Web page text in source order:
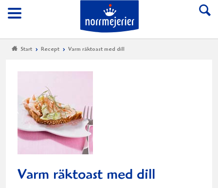
Meny
Till Norrmejerier
Start Recept Varm räktoast med dill
Varm räktoast med dill